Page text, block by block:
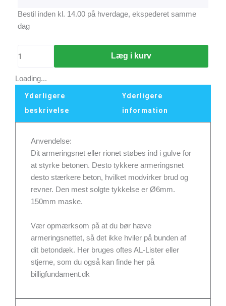
Bestil inden kl. 14.00 på hverdage, ekspederet samme
dag
Armeringsnet
med
antal
Læg i kurv
Loading...
Yderligere
beskrivelse
Yderligere
information
Anvendelse:
Dit armeringsnet eller rionet støbes ind i gulve for
at styrke betonen. Desto tykkere armeringsnet
desto stærkere beton, hvilket modvirker brud og
revner. Den mest solgte tykkelse er Ø6mm.
150mm maske.
Vær opmærksom på at du bør hæve
armeringsnettet, så det ikke hviler på bunden af
dit betondæk. Her bruges oftes AL-Lister eller
stjerne, som du også kan finde her på
billigfundament.dk